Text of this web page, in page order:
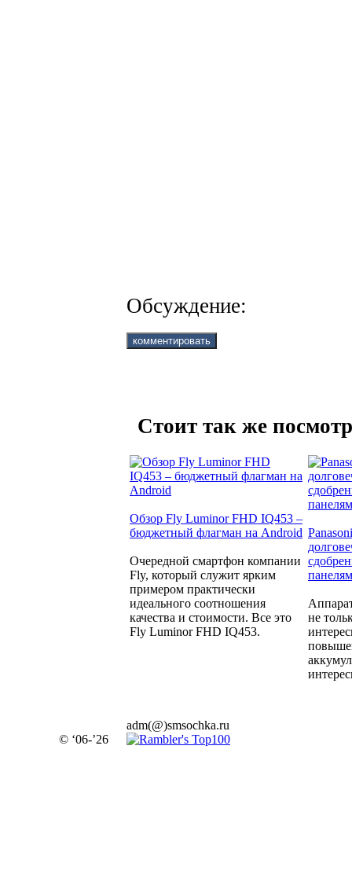
Обсуждение:
Стоит так же
Обзор Fly Luminor FHD IQ453 –
бюджетный флагман на Android
Очередной смартфон компании
Fly, который служит ярким
примером практически
идеального соотношения
качества и стоимости. Все это
Fly Luminor FHD IQ453.
не
© ‘06-’26
adm(@)smsochka.ru